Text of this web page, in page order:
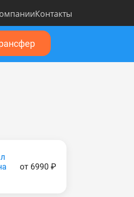
Контакты
от 6990 ₽